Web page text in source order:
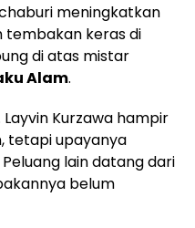
meningkatkan
tembakan keras di
di atas mistar
Alam.
Kurzawa hampir
tetapi upayanya
lain datang dari
belum